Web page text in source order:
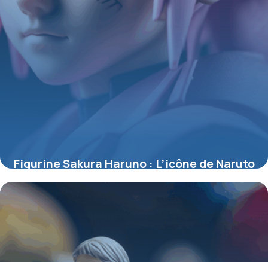
Figurine Sakura Haruno : L’icône de Naruto
sublimée en objet de collection
4 juillet 2025